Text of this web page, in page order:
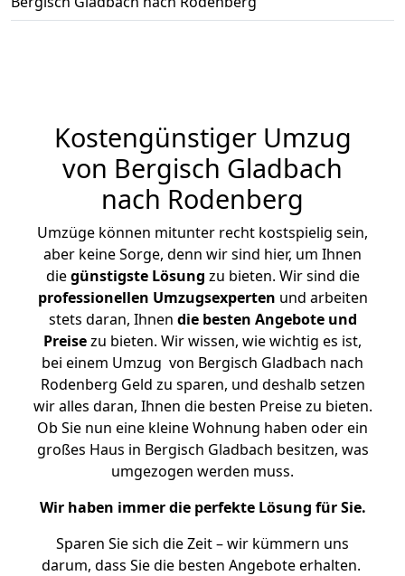
Kostengünstiger Umzug
von Bergisch Gladbach
nach Rodenberg
Umzüge können mitunter recht kostspielig sein,
aber keine Sorge, denn wir sind hier, um Ihnen
diegünstigste Lösung zu bieten. Wir sind die
professionellen Umzugsexperten und arbeiten
stets daran, Ihnen die besten Angebote und
Preisezu bieten. Wir wissen, wie wichtig es ist,
bei einem Umzug von Bergisch Gladbach nach
Rodenberg Geld zu sparen, und deshalb setzen
wir alles daran, Ihnen die besten Preise zu bieten.
Ob Sie nun eine kleine Wohnung haben oder ein
großes Haus in Bergisch Gladbach besitzen, was
umgezogen werden muss.
Wir haben immer die perfekte Lösung für Sie.
Sparen Sie sich die Zeit – wir kümmern uns
darum, dass Sie die besten Angebote erhalten.